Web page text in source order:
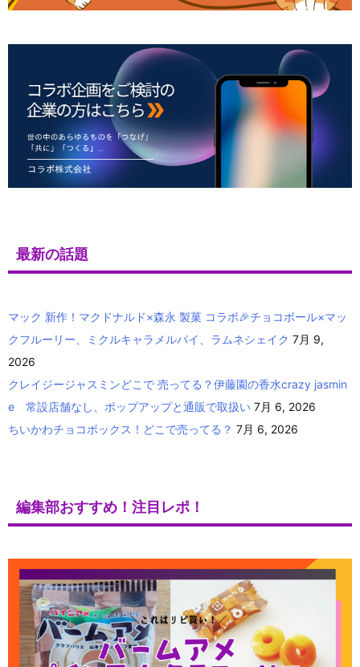
最新の話題
マック 新作！マクドナルド×森永 製菓 コラボ🎉チョコボール×マッ
クフルーリー、ミクルキャラメルパイ、ラムネシェイク 7月 9,
2026
クレイジージャスミンどこで 売ってる？伊藤園の香水crazy jasmin
e 常設店舗なし、ポップアップと通販で取扱い 7月 6, 2026
ちいかわチョコボックス！どこで売ってる？ 7月 6, 2026
編集部おすすめ！注目レポ！